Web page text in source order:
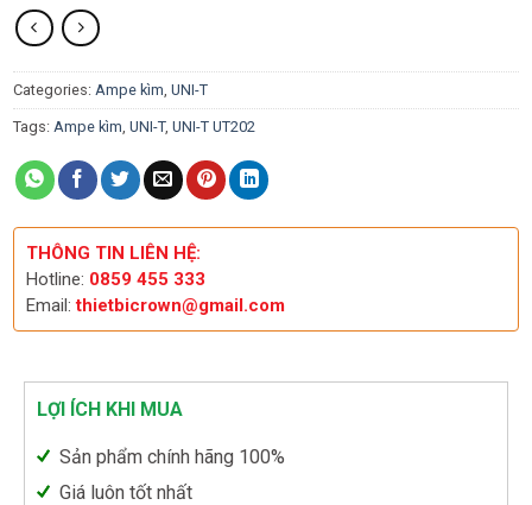
Categories: Ampe kìm, UNI-T
Tags: Ampe kìm, UNI-T, UNI-T UT202
THÔNG TIN LIÊN HỆ:
Hotline: 0859 455 333
Email:thietbicrown@gmail.com
LỢI ÍCH KHI MUA
Sản phẩm chính hãng 100%
Giá luôn tốt nhất